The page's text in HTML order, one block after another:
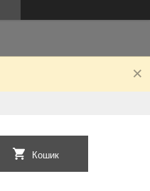
Кошик